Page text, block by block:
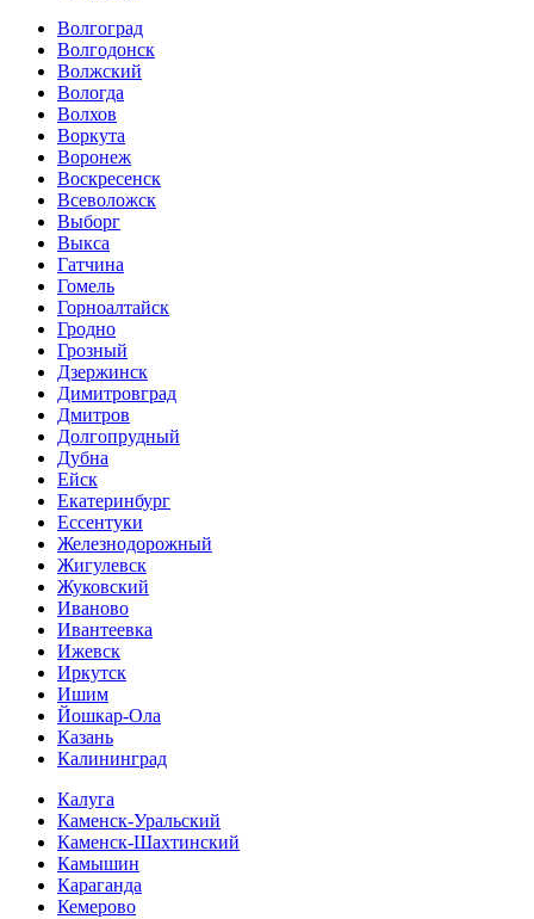
Волгоград
Волгодонск
Волжский
Вологда
Волхов
Воркута
Воронеж
Воскресенск
Всеволожск
Выборг
Выкса
Гатчина
Гомель
Горноалтайск
Гродно
Грозный
Дзержинск
Димитровград
Дмитров
Долгопрудный
Дубна
Ейск
Екатеринбург
Ессентуки
Железнодорожный
Жигулевск
Жуковский
Иваново
Ивантеевка
Ижевск
Иркутск
Ишим
Йошкар-Ола
Казань
Калининград
Калуга
Каменск-Уральский
Каменск-Шахтинский
Камышин
Караганда
Кемерово